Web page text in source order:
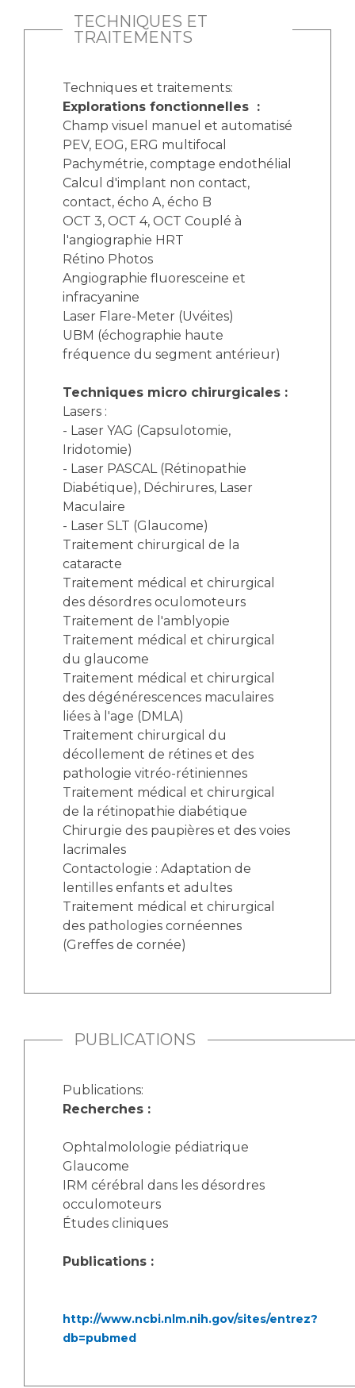
TECHNIQUES ET
TRAITEMENTS
Techniques et traitements:
Explorations fonctionnelles :
Champ visuel manuel et automatisé
PEV, EOG, ERG multifocal
Pachymétrie, comptage endothélial
Calcul d'implant non contact,
contact, écho A, écho B
OCT 3, OCT 4, OCT Couplé à
l'angiographie HRT
Rétino Photos
Angiographie fluoresceine et
infracyanine
Laser Flare-Meter (Uvéites)
UBM (échographie haute
fréquence du segment antérieur)
Techniques micro chirurgicales :
Lasers :
- Laser YAG (Capsulotomie,
Iridotomie)
- Laser PASCAL (Rétinopathie
Diabétique), Déchirures, Laser
Maculaire
- Laser SLT (Glaucome)
Traitement chirurgical de la
cataracte
Traitement médical et chirurgical
des désordres oculomoteurs
Traitement de l'amblyopie
Traitement médical et chirurgical
du glaucome
Traitement médical et chirurgical
des dégénérescences maculaires
liées à l'age (DMLA)
Traitement chirurgical du
décollement de rétines et des
pathologie vitréo-rétiniennes
Traitement médical et chirurgical
de la rétinopathie diabétique
Chirurgie des paupières et des voies
lacrimales
Contactologie : Adaptation de
lentilles enfants et adultes
Traitement médical et chirurgical
des pathologies cornéennes
(Greffes de cornée)
PUBLICATIONS
Publications:
Recherches :
Ophtalmolologie pédiatrique
Glaucome
IRM cérébral dans les désordres
occulomoteurs
Études cliniques
Publications :
http://www.ncbi.nlm.nih.gov/sites/entrez?
db=pubmed